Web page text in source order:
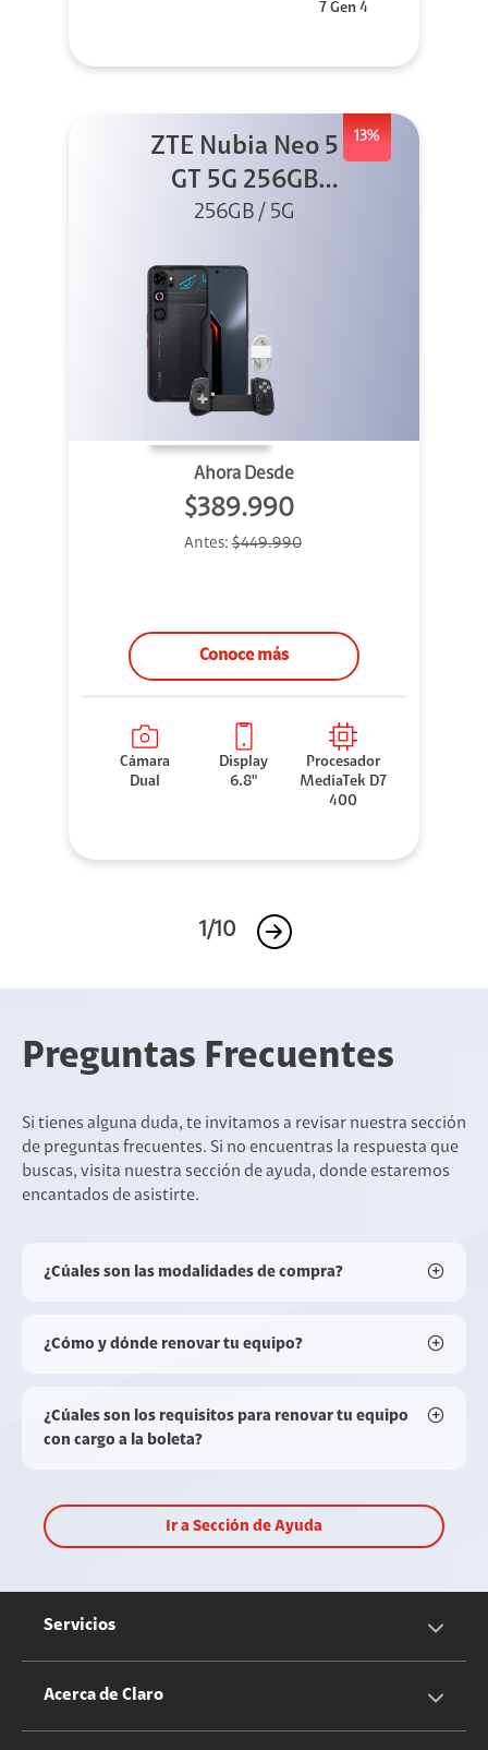
7 Gen 4
13%
ZTE Nubia Neo 5
GT 5G 256GB
Negro + GPAD +
256GB / 5G
Ahora Desde
$389.990
Antes:$449.990
Conoce más
Cámara
Dual
Display
6.8"
Procesador
MediaTek D7
400
1/10
Preguntas Frecuentes
Si tienes alguna duda, te invitamos a revisar nuestra sección
de preguntas frecuentes. Si no encuentras la respuesta que
buscas, visita nuestra sección de ayuda, donde estaremos
encantados de asistirte.
¿Cúales son las modalidades de compra?
¿Cómo y dónde renovar tu equipo?
¿Cúales son los requisitos para renovar tu equipo
con cargo a la boleta?
Ir a Sección de Ayuda
Servicios
Servicios Móviles
Acerca de Claro